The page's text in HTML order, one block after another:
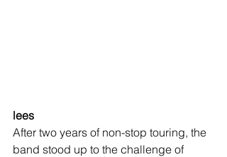
lees
After two years of non-stop touring, the
band stood up to the challenge of